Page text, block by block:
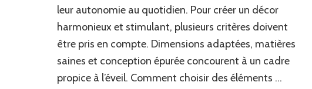
leur autonomie au quotidien. Pour créer un décor
harmonieux et stimulant, plusieurs critères doivent
être pris en compte. Dimensions adaptées, matières
saines et conception épurée concourent à un cadre
propice à l’éveil. Comment choisir des éléments …